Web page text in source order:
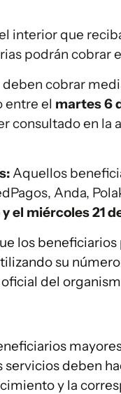
interior que
podrán cobrar
cobrar
entre el martes 6
consultado en la
Aquellos
Anda,
el miércoles 21
los
su
del
deben
y la